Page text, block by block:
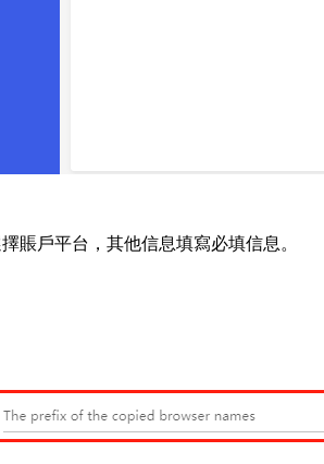
戶平台，其他信息填寫必填信息。